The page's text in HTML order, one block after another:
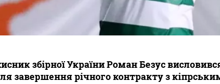
збірної України Роман Безус
завершення річного контракту з